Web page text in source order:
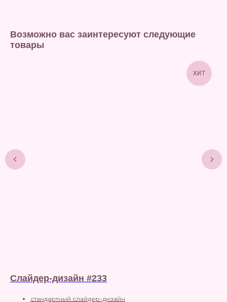
Возможно вас заинтересуют следующие
товары
ХИТ
Слайдер-дизайн #233
стандартный слайдер-дизайн